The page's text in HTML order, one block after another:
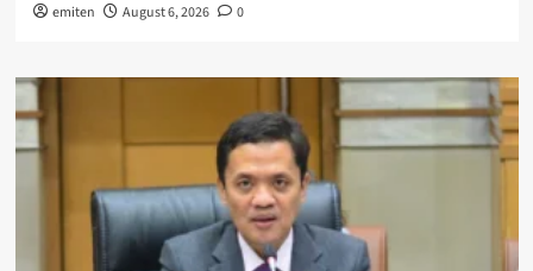
emiten August 6, 2026 0